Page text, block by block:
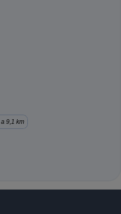
a 9,1 km